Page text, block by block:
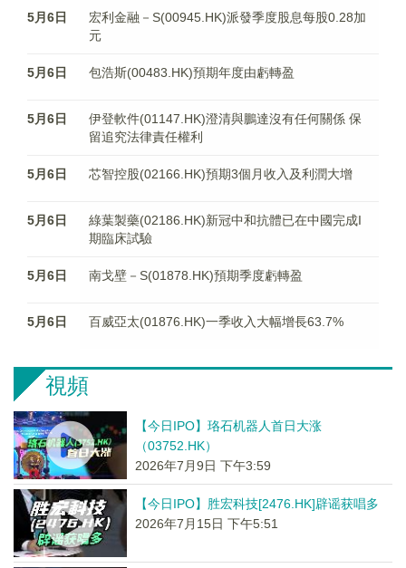
5月6日
宏利金融－S(00945.HK)派發季度股息每股0.28加
元
5月6日 包浩斯(00483.HK)預期年度由虧轉盈
5月6日
伊登軟件(01147.HK)澄清與鵬達沒有任何關係 保
留追究法律責任權利
5月6日 芯智控股(02166.HK)預期3個月收入及利潤大增
5月6日
綠葉製藥(02186.HK)新冠中和抗體已在中國完成I
期臨床試驗
5月6日 南戈壁－S(01878.HK)預期季度虧轉盈
5月6日 百威亞太(01876.HK)一季收入大幅增長63.7%
視頻
【今日IPO】珞石机器人首日大涨
（03752.HK）
2026年7月9日 下午3:59
【今日IPO】胜宏科技[2476.HK]辟谣获唱多
2026年7月15日 下午5:51